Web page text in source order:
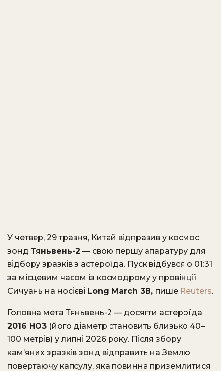
У четвер, 29 травня, Китай відправив у космос
зонд Тяньвень-2 — свою першу апаратуру для
відбору зразків з астероїда. Пуск відбувся о 01:31
за місцевим часом із космодрому у провінції
Сичуань на носієві Long March 3B, пише Reuters.
Головна мета Тяньвень-2 — досягти астероїда
2016 HO3 (його діаметр становить близько 40–
100 метрів) у липні 2026 року. Після збору
кам’яних зразків зонд відправить на Землю
повертаючу капсулу, яка повинна приземлитися